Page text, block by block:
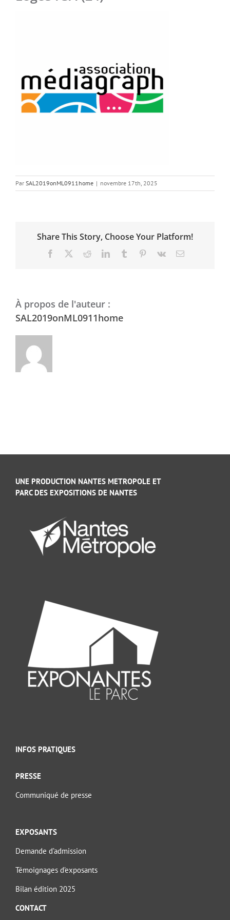
Par SAL2019onML0911home | novembre 17th, 2025
Share This Story, Choose Your Platform!
Facebook RedditLinkedInTumblr Pinterest
Vk Email
À propos de l'auteur :
SAL2019onML0911home
UNE PRODUCTION NANTES METROPOLE ET
PARC DES EXPOSITIONS DE NANTES
INFOS PRATIQUES
PRESSE
Communiqué de presse
EXPOSANTS
Demande d’admission
Témoignages d’exposants
Bilan édition 2025
CONTACT